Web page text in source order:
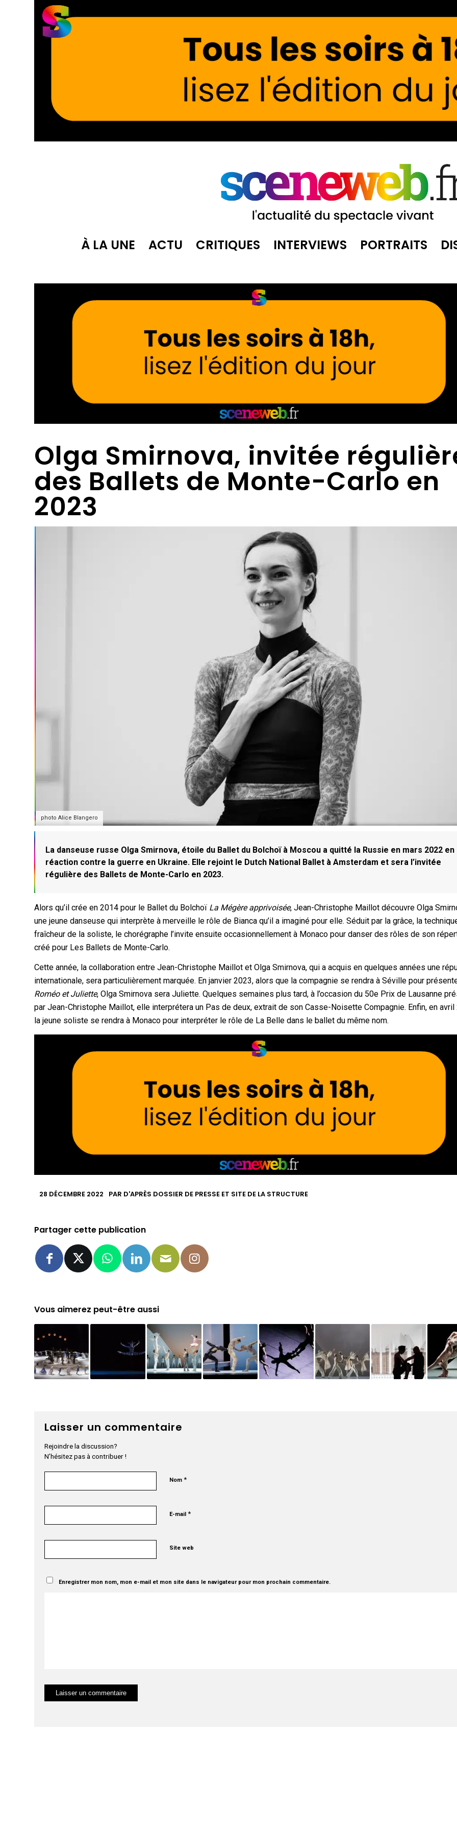
À LA UNE ACTU CRITIQUES INTERVIEWS PORTRAITS
Olga Smirnova, invitée
des Ballets de Monte-Carlo en
2023
photo Alice Blangero
La danseuse russe Olga Smirnova, étoile du Ballet du Bolchoï à Moscou a quitté la Russie en mars 2022 en
réaction contre la guerre en Ukraine. Elle rejoint le Dutch National Ballet à Amsterdam et sera l’invitée
régulière des Ballets de Monte-Carlo en 2023.
Alors qu’il crée en 2014 pour le Ballet du Bolchoï La Mégère apprivoisée, Jean-Christophe Maillot découvre Olga
une jeune danseuse qui interprète à merveille le rôle de Bianca qu’il a imaginé pour elle. Séduit par la grâce, la
fraîcheur de la soliste, le chorégraphe l’invite ensuite occasionnellement à Monaco pour danser des rôles de son
créé pour Les Ballets de Monte-Carlo.
Cette année, la collaboration entre Jean-Christophe Maillot et Olga Smirnova, qui a acquis en quelques années une
internationale, sera particulièrement marquée. En janvier 2023, alors que la compagnie se rendra à Séville pour
Roméo et Juliette, Olga Smirnova sera Juliette. Quelques semaines plus tard, à l’occasion du 50e Prix de Lausanne
par Jean-Christophe Maillot, elle interprétera un Pas de deux, extrait de son Casse-Noisette Compagnie. Enfin, en avril
la jeune soliste se rendra à Monaco pour interpréter le rôle de La Belle dans le ballet du même nom.
28 DÉCEMBRE 2022 PAR D'APRÈS DOSSIER DE PRESSE ET SITE DE LA STRUCTURE
Partager cette publication
Vous aimerez peut-être aussi
Laisser un commentaire
Rejoindre la discussion?
N’hésitez pas à contribuer !
Nom*
E-mail*
Site web
Enregistrer mon nom, mon e-mail et mon site dans le navigateur pour mon prochain commentaire.